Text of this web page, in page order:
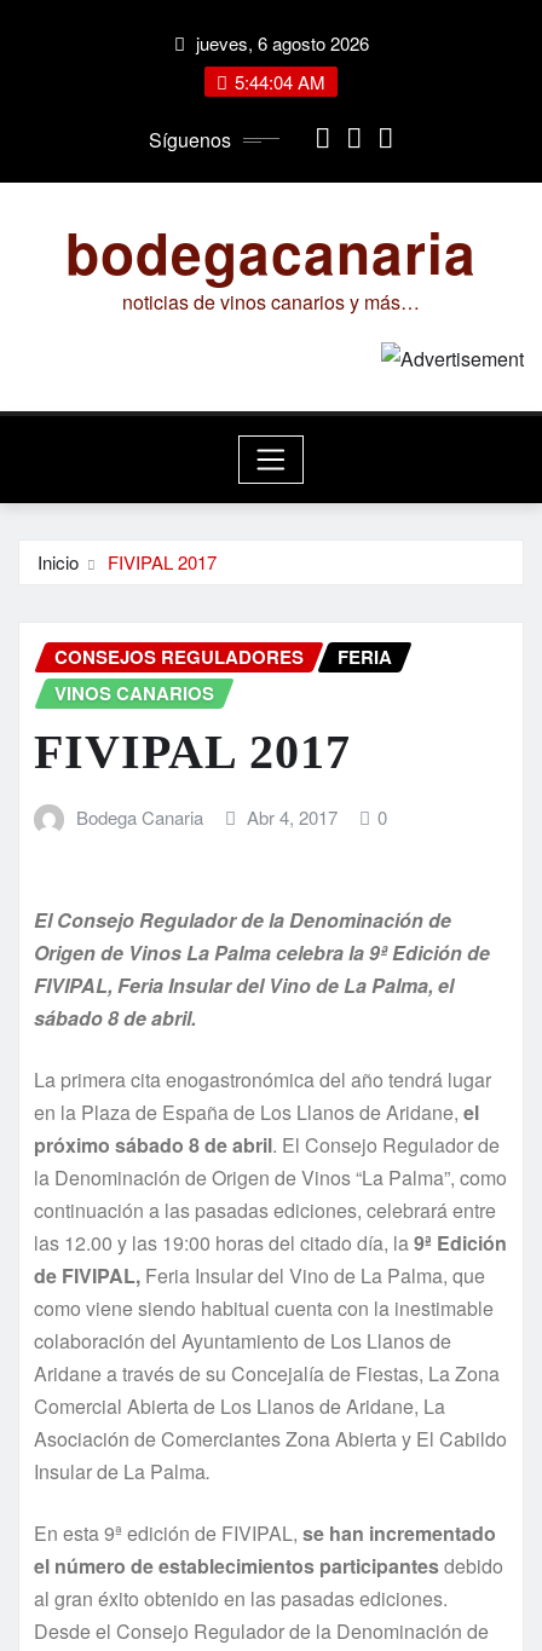
jueves, 6 agosto 2026
5:44:04 AM
Síguenos
bodegacanaria
noticias de vinos canarios y más…
Inicio FIVIPAL 2017
CONSEJOS REGULADORES
FERIA
VINOS CANARIOS
FIVIPAL 2017
Bodega Canaria Abr 4, 2017 0
El Consejo Regulador de la Denominación de
Origen de Vinos La Palma celebra la 9ª Edición de
FIVIPAL, Feria Insular del Vino de La Palma, el
sábado 8 de abril.
La primera cita enogastronómica del año tendrá lugar
en la Plaza de España de Los Llanos de Aridane, el
próximo sábado 8 de abril. El Consejo Regulador de
la Denominación de Origen de Vinos “La Palma”, como
continuación a las pasadas ediciones, celebrará entre
las 12.00 y las 19:00 horas del citado día, la9ª Edición
de FIVIPAL, Feria Insular del Vino de La Palma, que
como viene siendo habitual cuenta con la inestimable
colaboración del Ayuntamiento de Los Llanos de
Aridane a través de su Concejalía de Fiestas, La Zona
Comercial Abierta de Los Llanos de Aridane, La
Asociación de Comerciantes Zona Abierta y El Cabildo
Insular de La Palma.
En esta 9ª edición de FIVIPAL, se han incrementado
el número de establecimientos participantesdebido
al gran éxito obtenido en las pasadas ediciones.
Desde el Consejo Regulador de la Denominación de